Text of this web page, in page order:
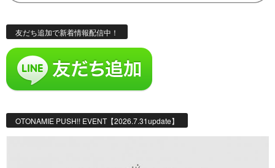
友だち追加で新着情報配信中！
OTONAMIE PUSH!! EVENT【2026.7.31update】